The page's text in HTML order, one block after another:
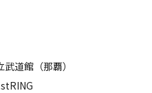
道館（那覇）